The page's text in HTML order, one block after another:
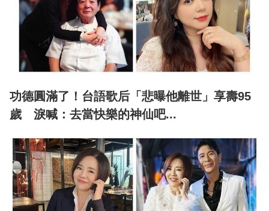
功德圓滿了！台語歌后「悲曝他離世」享壽95
歲 淚喊：去當快樂的神仙吧...